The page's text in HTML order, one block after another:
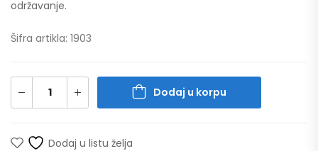
održavanje.
Šifra artikla: 1903
Dodaj u korpu
Dodaj u listu želja